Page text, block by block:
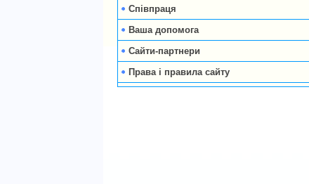
Співпраця
Ваша допомога
Сайти-партнери
Права і правила сайту